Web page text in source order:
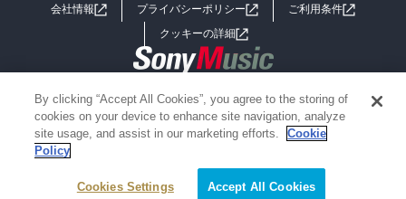
小説
海外小説
ミステリー SF
歴史・時代小説
グラビア写真集
会社情報 プライバシーポリシー
ご利用条件
クッキーの詳細
Copyright 2017 - 2026 Sony Music Entertainment(Japan) Inc.
Information on the site is for the Japan domestic market only
powered by
By clicking “Accept All Cookies”, you agree to the storing of
cookies on your device to enhance site navigation, analyze
site usage, and assist in our marketing efforts.
Cookie
Policy
Cookies Settings Accept All Cookies